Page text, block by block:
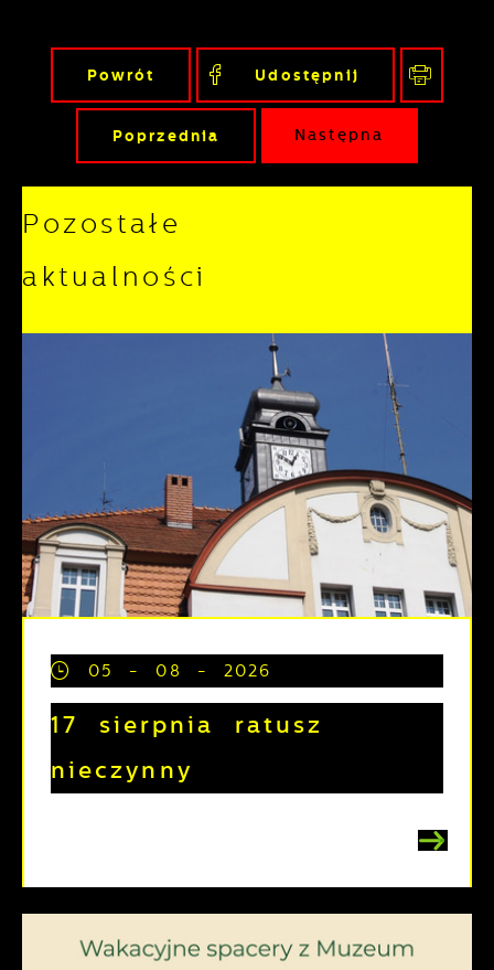
Powrót Udostępnij
Poprzednia Następna
Pozostałe
aktualności
05 - 08 - 2026
17 sierpnia ratusz
nieczynny